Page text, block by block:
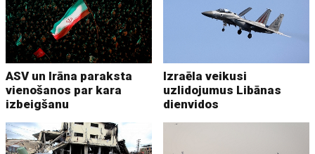
ASV un Irāna paraksta
vienošanos par kara
izbeigšanu
Izraēla veikusi
uzlidojumus Libānas
dienvidos